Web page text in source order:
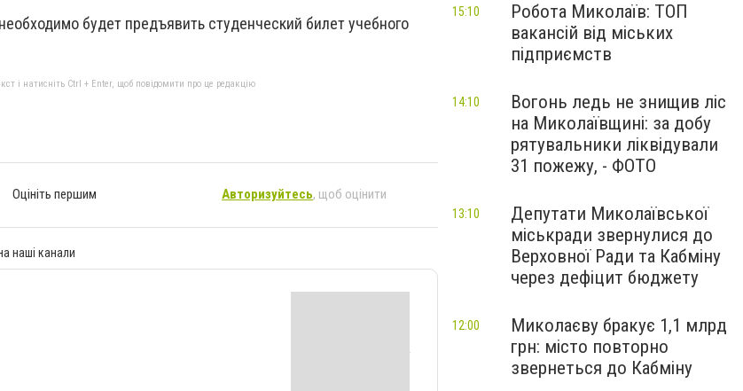
будет предъявить студенческий билет учебного
і натисніть Ctrl + Enter, щоб повідомити про це редакцію
Оцініть першим Авторизуйтесь, щоб оцінити
наші канали
Робота Миколаїв: ТОП
вакансій від міських
підприємств
15:10
Вогонь ледь не знищив ліс
на Миколаївщині: за добу
рятувальники ліквідували
31 пожежу, - ФОТО
14:10
Депутати Миколаївської
міськради звернулися до
Верховної Ради та Кабміну
через дефіцит бюджету
13:10
Миколаєву бракує 1,1 млрд
грн: місто повторно
звернеться до Кабміну
12:00